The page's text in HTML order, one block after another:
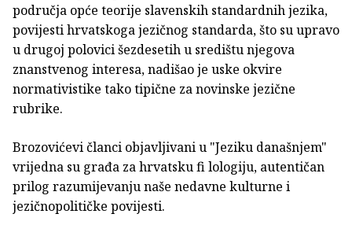
područja opće teorije slavenskih standardnih jezika,
povijesti hrvatskoga jezičnog standarda, što su upravo
u drugoj polovici šezdesetih u središtu njegova
znanstvenog interesa, nadišao je uske okvire
normativistike tako tipične za novinske jezične
rubrike.
Brozovićevi članci objavljivani u "Jeziku današnjem"
vrijedna su građa za hrvatsku fi lologiju, autentičan
prilog razumijevanju naše nedavne kulturne i
jezičnopolitičke povijesti.